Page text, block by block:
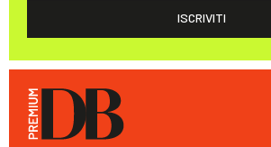
ISCRIVITI